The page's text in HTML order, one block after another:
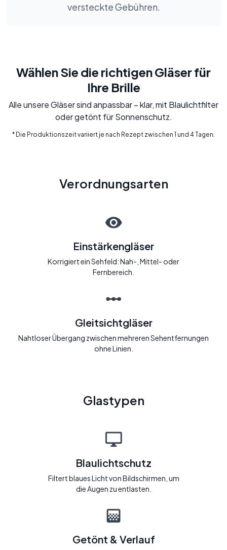
versteckte Gebühren.
Wählen Sie die richtigen Gläser für
Ihre Brille
Alle unsere Gläser sind anpassbar – klar, mit Blaulichtfilter
oder getönt für Sonnenschutz.
* Die Produktionszeit variiert je nach Rezept zwischen 1 und 4 Tagen.
Verordnungsarten
Einstärkengläser
Korrigiert ein Sehfeld: Nah-, Mittel- oder
Fernbereich.
Gleitsichtgläser
Nahtloser Übergang zwischen mehreren Sehentfernungen
ohne Linien.
Glastypen
Blaulichtschutz
Filtert blaues Licht von Bildschirmen, um
die Augen zu entlasten.
Getönt & Verlauf